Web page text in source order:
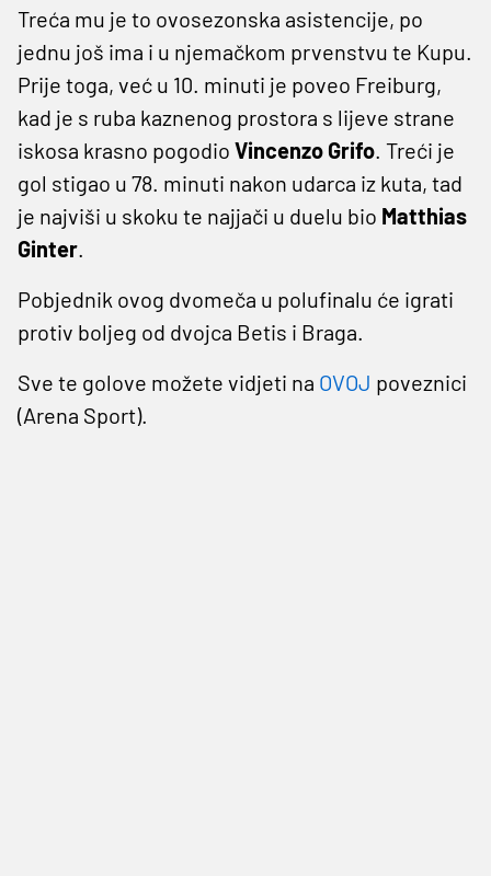
Treća mu je to ovosezonska asistencije, po
jednu još ima i u njemačkom prvenstvu te Kupu.
Prije toga, već u 10. minuti je poveo Freiburg,
kad je s ruba kaznenog prostora s lijeve strane
iskosa krasno pogodio Vincenzo Grifo. Treći je
gol stigao u 78. minuti nakon udarca iz kuta, tad
je najviši u skoku te najjači u duelu bio Matthias
Ginter.
Pobjednik ovog dvomeča u polufinalu će igrati
protiv boljeg od dvojca Betis i Braga.
Sve te golove možete vidjeti na OVOJ poveznici
(Arena Sport).